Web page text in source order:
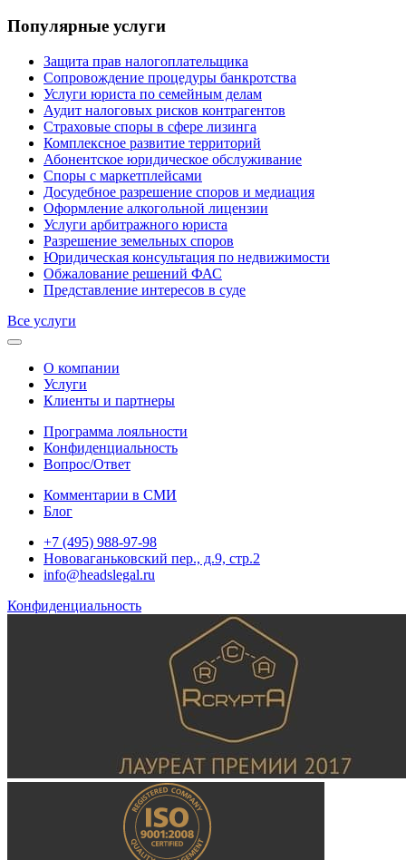
Популярные услуги
Защита прав налогоплательщика
Сопровождение процедуры банкротства
Услуги юриста по семейным делам
Аудит налоговых рисков контрагентов
Страховые споры в сфере лизинга
Комплексное развитие территорий
Абонентское юридическое обслуживание
Споры с маркетплейсами
Досудебное разрешение споров и медиация
Оформление алкогольной лицензии
Услуги арбитражного юриста
Разрешение земельных споров
Юридическая консультация по недвижимости
Обжалование решений ФАС
Представление интересов в суде
Все услуги
О компании
Услуги
Клиенты и партнеры
Программа лояльности
Конфиденциальность
Вопрос/Ответ
Комментарии в СМИ
Блог
+7 (495) 988-97-98
Нововаганьковский пер., д.9, стр.2
info@headslegal.ru
Конфиденциальность